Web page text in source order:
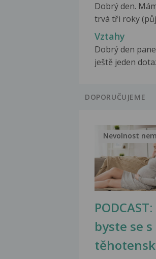
Dobrý den.
trvá tři roky
Vztahy
Dobrý den
ještě jeden
DOPORUČUJEME
PODCAST:
byste se s